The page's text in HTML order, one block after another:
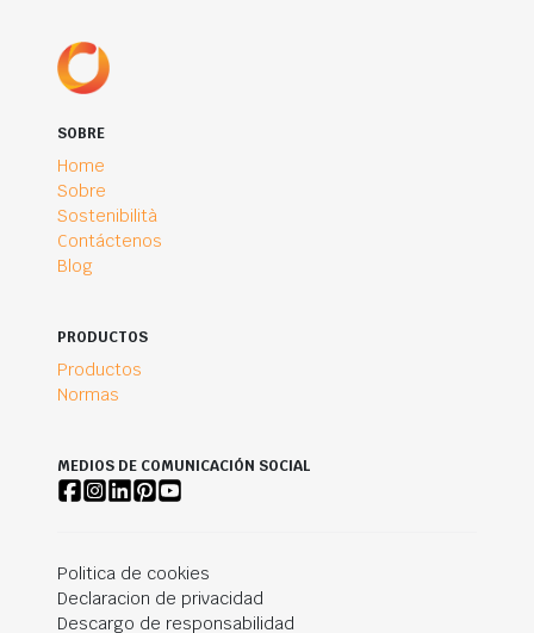
SOBRE
Home
Sobre
Sostenibilità
Contáctenos
Blog
PRODUCTOS
Productos
Normas
MEDIOS DE COMUNICACIÓN SOCIAL
Politica de cookies
Declaracion de privacidad
Descargo de responsabilidad